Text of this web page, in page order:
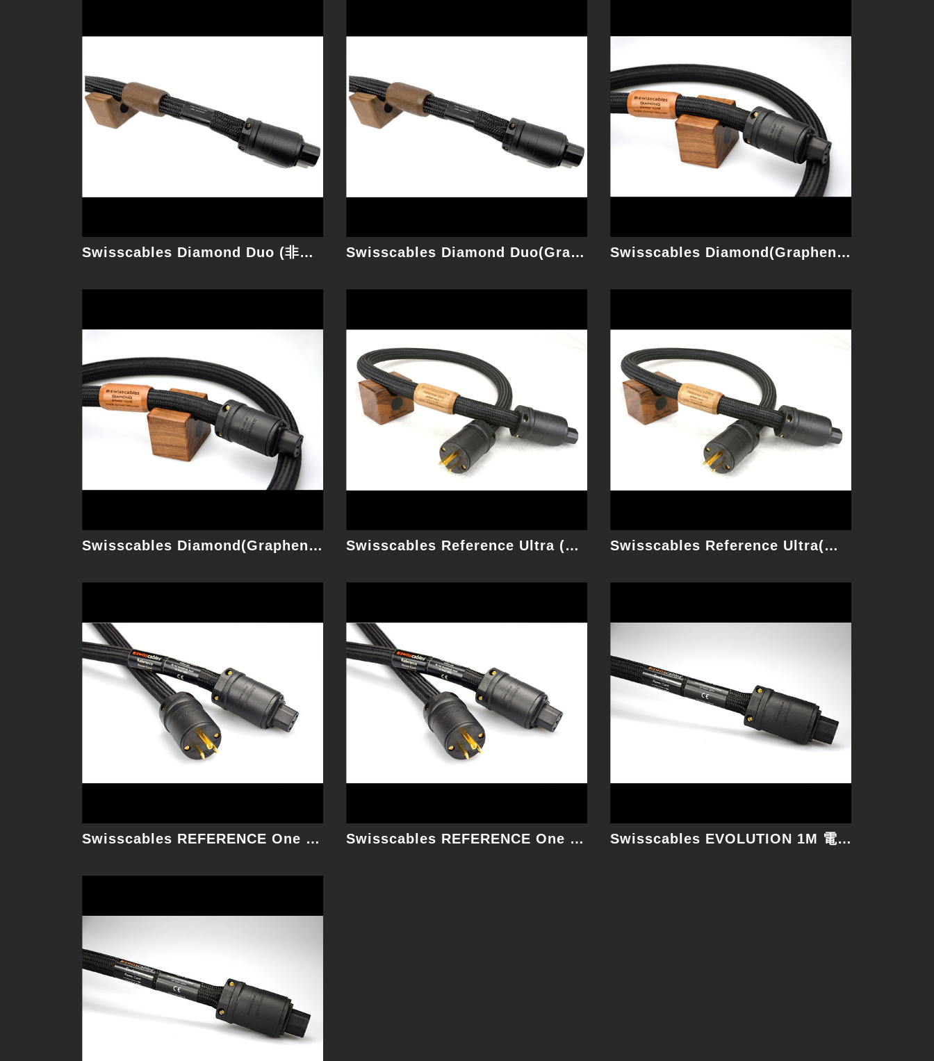
Swisscables Diamond Duo (非Graphene) 1M 電源線 Swisscables Diamond Duo(Graphene) 1.75M 電源線 Swisscables Diamond(Graphene) 1M 電源線
高質感、細膩自然好聽
Swisscables Diamond(Graphene) 1.75M 電源線
Diamond 旗艦技術下放
Swisscables Reference Ultra (非Graphene) 1M 電源線
Diamond旗艦技術下放
Swisscables Reference Ultra(非Graphene) 1.75M 電源線
原Reference系列電源線小改款，細節小提
Swisscables REFERENCE One 1M 電源線
原Reference系列電源線小改款，細節小提
升
細節
Swisscables REFERENCE One 1.75M 電源線
具有無與倫比純度的完美自然聲音
細節
Swisscables EVOLUTION 1M 電源線
具有無與倫比純度的完美自然聲音
細節